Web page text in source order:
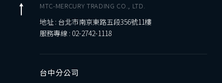
MTC-MERCURY TRADING CO., LTD.
地址 : 台北市南京東路五段356號11樓
服務專線 : 02-2742-1118
台中分公司